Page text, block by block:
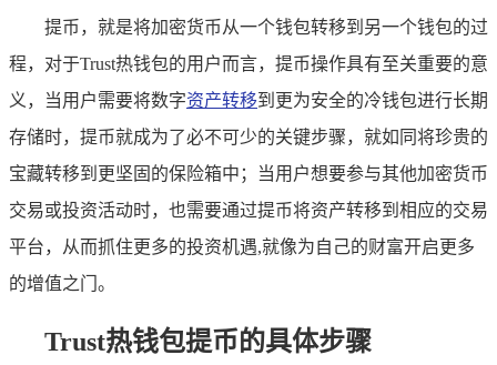
提币，就是将加密货币从一个钱包转移到另一个钱包的过
程，对于Trust热钱包的用户而言，提币操作具有至关重要的意
义，当用户需要将数字资产转移到更为安全的冷钱包进行长期
存储时，提币就成为了必不可少的关键步骤，就如同将珍贵的
宝藏转移到更坚固的保险箱中；当用户想要参与其他加密货币
交易或投资活动时，也需要通过提币将资产转移到相应的交易
平台，从而抓住更多的投资机遇,就像为自己的财富开启更多
的增值之门。
Trust热钱包提币的具体步骤